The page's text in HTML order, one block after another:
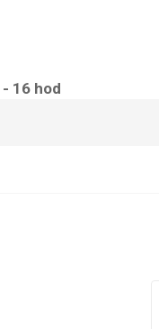
16 hod